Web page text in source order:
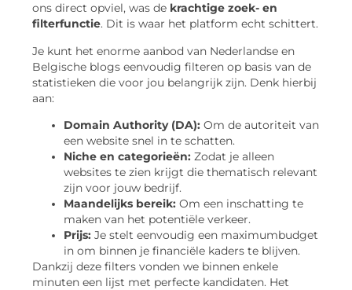
ons direct opviel, was de krachtige zoek- en
filterfunctie. Dit is waar het platform echt schittert.
Je kunt het enorme aanbod van Nederlandse en
Belgische blogs eenvoudig filteren op basis van de
statistieken die voor jou belangrijk zijn. Denk hierbij
aan:
Domain Authority (DA): Om de autoriteit van
een website snel in te schatten.
Niche en categorieën: Zodat je alleen
websites te zien krijgt die thematisch relevant
zijn voor jouw bedrijf.
Maandelijks bereik: Om een inschatting te
maken van het potentiële verkeer.
Prijs: Je stelt eenvoudig een maximumbudget
in om binnen je financiële kaders te blijven.
Dankzij deze filters vonden we binnen enkele
minuten een lijst met perfecte kandidaten. Het